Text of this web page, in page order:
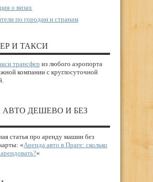
о визах
по городам и странам
И ТАКСИ
трансфер из любого аэропорта
компании с круглосуточной
АВТО ДЕШЕВО И БЕЗ
статья про аренду машин без
«Аренда авто в Праге: сколько
«